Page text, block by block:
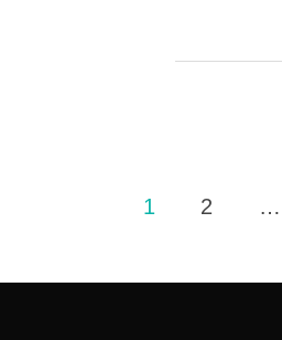
pagination
1 2